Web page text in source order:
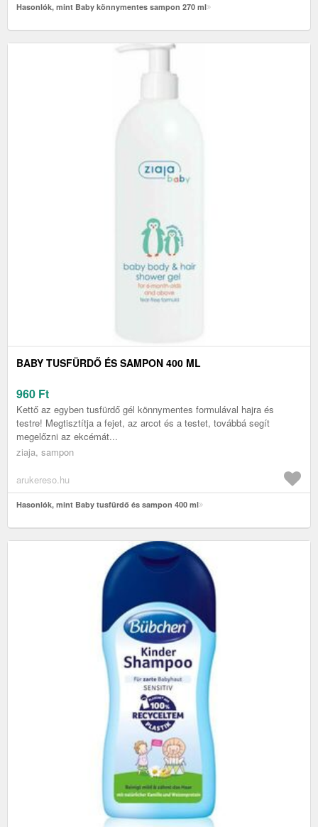
Hasonlók, mint Baby könnymentes sampon 270 ml
BABY TUSFÜRDŐ ÉS SAMPON 400 ML
960 Ft
Kettő az egyben tusfürdő gél könnymentes formulával hajra és
testre! Megtisztítja a fejet, az arcot és a testet, továbbá segít
megelőzni az ekcémát...
ziaja, sampon
arukereso.hu
Hasonlók, mint Baby tusfürdő és sampon 400 ml